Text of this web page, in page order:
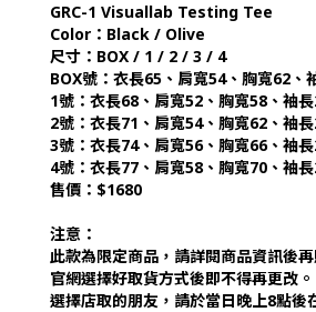
GRC-1 Visuallab Testing Tee
Color：Black / Olive
尺寸：BOX / 1 / 2 / 3 / 4
BOX號：衣長65、肩寬54、胸寬62、
1號：衣長68、肩寬52、胸寬58、袖
2號：衣長71、肩寬54、胸寬62、袖
3號：衣長74、肩寬56、胸寬66、袖
4號：衣長77、肩寬58、胸寬70、袖
售價：$1680
注意：
此款為限定商品，請詳閱商品資訊後
官網選擇好取貨方式後即不得再更改。
選擇店取的朋友，請於當日晚上8點後